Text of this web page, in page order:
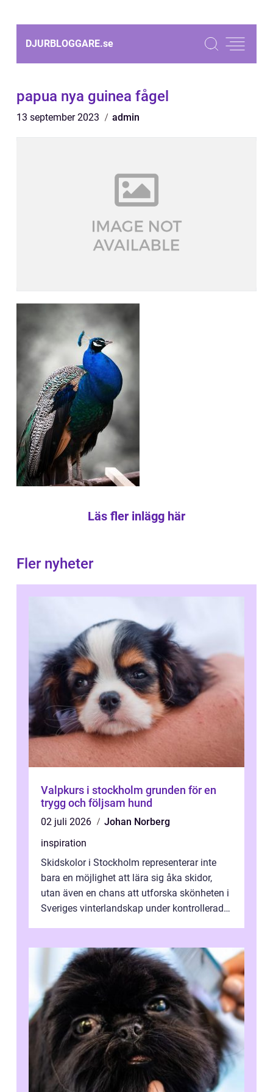
DJURBLOGGARE.se
papua nya guinea fågel
13 september 2023 admin
Läs fler inlägg här
Fler nyheter
Valpkurs i stockholm grunden för en
trygg och följsam hund
02 juli 2026
Johan Norberg
inspiration
Skidskolor i Stockholm representerar inte
bara en möjlighet att lära sig åka skidor,
utan även en chans att utforska skönheten i
Sveriges vinterlandskap under kontrollerade